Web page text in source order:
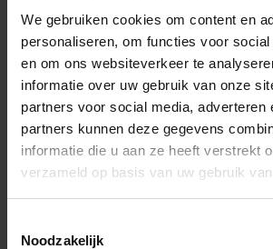
We gebruiken cookies om content en
personaliseren, om functies voor
en om ons websiteverkeer te
informatie over uw gebruik van onze
partners voor social media, adverteren
partners kunnen deze gegevens
informatie die u aan ze heeft verstrekt
verzameld op basis van uw gebruik
Noodzakelijk